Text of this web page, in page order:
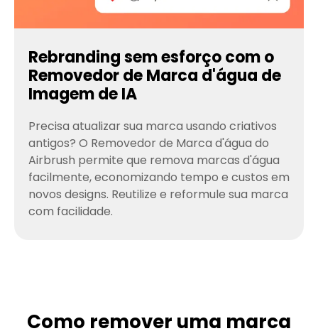
Rebranding sem esforço com o
Removedor de Marca d'água de
Imagem de IA
Precisa atualizar sua marca usando criativos
antigos? O Removedor de Marca d'água do
Airbrush permite que remova marcas d'água
facilmente, economizando tempo e custos em
novos designs. Reutilize e reformule sua marca
com facilidade.
Como remover uma marca